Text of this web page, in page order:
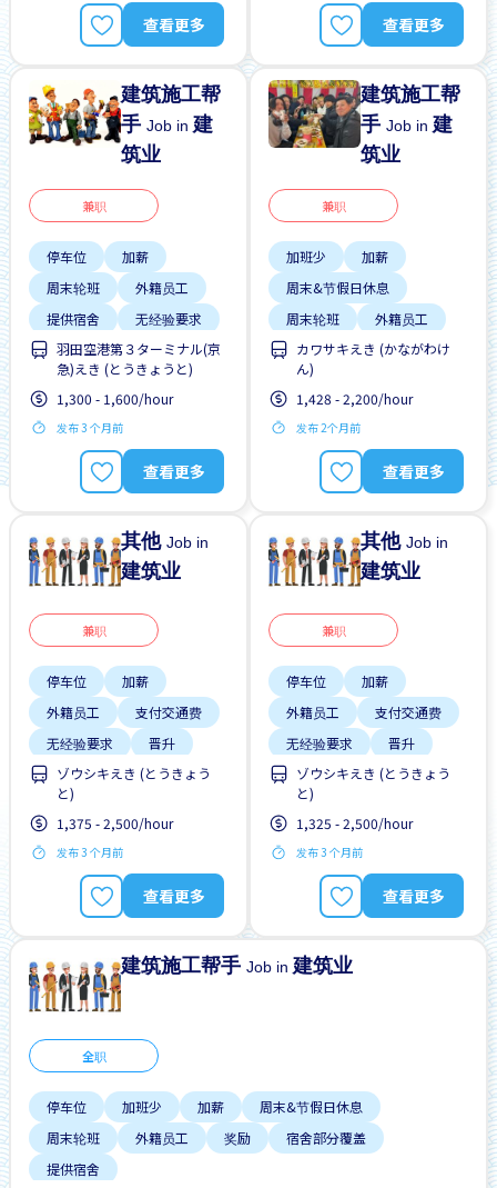
查看更多 查看更多
建筑施工帮
手Job in建
筑业
兼职
停车位
加薪
周末轮班
外籍员工
提供宿舍
无经验要求
晋升
有机会被录取全职工作
男性首选
羽田空港第３ターミナル(京
急)えき (とうきょうと)
1,300 - 1,600/hour
发布 3 个月前
查看更多
建筑施工帮
手Job in建
筑业
兼职
加班少
加薪
周末&节假日休息
周末轮班
外籍员工
宿舍部分覆盖
工作时间短
提供膳食
カワサキえき (かながわけ
ん)
1,428 - 2,200/hour
发布 2个月前
查看更多
其他Job in
建筑业
兼职
停车位
加薪
外籍员工
支付交通费
无经验要求
晋升
有机会被录取全职工作
男性首选
自行车停放处
ゾウシキえき (とうきょう
と)
1,375 - 2,500/hour
发布 3 个月前
查看更多
其他Job in
建筑业
兼职
停车位
加薪
外籍员工
支付交通费
无经验要求
晋升
有机会被录取全职工作
男性首选
自行车停放处
ゾウシキえき (とうきょう
と)
1,325 - 2,500/hour
发布 3 个月前
查看更多
建筑施工帮手Job in建筑业
全职
停车位 加班少 加薪
周末&节假日休息
周末轮班
外籍员工 奖励
宿舍部分覆盖
提供宿舍